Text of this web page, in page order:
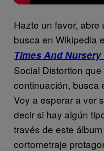
Hazte un favor,
busca en Wikipedia
Times And
Social Distortion
continuación, busca
Voy a esperar a ver
decir si hay algún
través de este
cortometraje